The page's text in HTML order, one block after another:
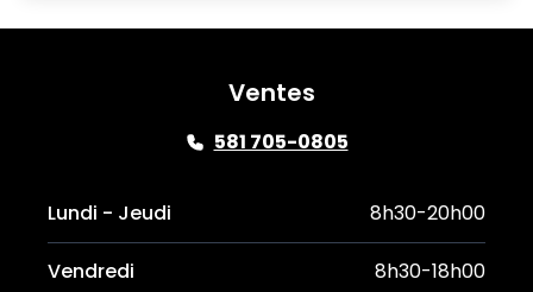
Ventes
581 705-0805
Lundi - Jeudi 8h30-20h00
Vendredi 8h30-18h00